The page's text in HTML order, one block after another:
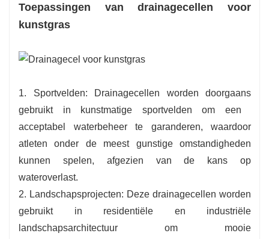
Toepassingen van drainagecellen voor
kunstgras
1. Sportvelden: Drainagecellen worden doorgaans
gebruikt in kunstmatige sportvelden om een ​​
acceptabel waterbeheer te garanderen, waardoor
atleten onder de meest gunstige omstandigheden
kunnen spelen, afgezien van de kans op
wateroverlast.
2. Landschapsprojecten: Deze drainagecellen worden
gebruikt in residentiële en industriële
landschapsarchitectuur om mooie